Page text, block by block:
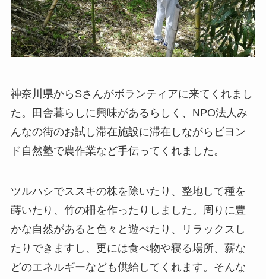
神奈川県からSさんがボランティアに来てくれまし
た。田舎暮らしに興味があるらしく、NPO法人み
んなの街のお試し滞在施設に滞在しながらビヨン
ド自然塾で農作業など手伝ってくれました。
ツルハシでススキの株を除いたり、整地して種を
蒔いたり、竹の柵を作ったりしました。周りに豊
かな自然があると色々と遊べたり、リラックスし
たりできますし、更には食べ物や寝る場所、薪な
どのエネルギーなども供給してくれます。そんな